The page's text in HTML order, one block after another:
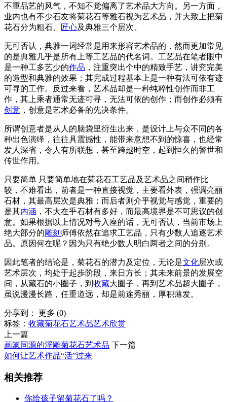
不重品艺的风气，不知不觉偏离了艺术品大方向。另一方面，
业内也有不少石友将菊花石等雅石视为艺术品，并大致上把菊
花石分为粗石、
匠心及典雅三个层次。
无可否认，典雅一词经常是用来形容艺术品的，然而更加常见
的是典雅几乎是所有上等工艺品的代名词。工艺品在笔者眼中
是一种工多艺少的作品 ，注重突出个中的精致手艺，讲究完美
的造型和典雅的效果；其完成过程基本上是一种有法可依有迹
可寻的工作。反过来看，艺术品却是一种纯粹性创作而非工
作，其上乘者通常无迹可寻，无法可依的创作；而创作必须有
创意 ，创意是艺术必备的先决条件。
所谓创意者是从人的脑袋里衍生出来，是设计上与众不同的各
种出色演绎，往往具震撼性，能带来意想不到的惊喜，也经常
发人深省，令人有所联想，甚至跨越时空，起到恒久的警世和
传世作用。
只要简单 只要简单地在菊花石工艺品及艺术品之间稍作比
较，不难看出，前者是一种直接视觉，主要看外表，强调亮丽
石材，其最高层次是典雅；而后者则介乎视觉与感觉，重要的
是其内涵 ，不大在乎石材有多好，而最高境界是不可思议的创
意。如果根据以上情况对号入座的话，无可否认，当前市场上
绝大部分的雕刻 师傅依然在追求工艺品，只有少数人追逐艺术
品。原因何在呢？因为只有绝少数人明白两者之间的分别。
因此笔者的结论是，菊花石的潜力及定位，无论是文化层次或
艺术层次，均处于起歩阶段，来日方长；其未来前景的发展空
间，从藏石的小圈子，到 收藏大圈子，再到艺术品超大圈子，
虽说漫漫长路，任重道远，却是前途秀丽，厚积薄发。
分享到： 更多 (0)
标签： 收藏菊花石艺术品艺术欣赏
上一篇
画篆同源的浮雕菊花石艺术品 下一篇
如何让艺术作品“活”过来
相关推荐
你给孩子留菊花石了吗？